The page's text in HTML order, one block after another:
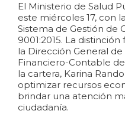
El Ministerio de Salud
este miércoles 17, con
Sistema de Gestión de
9001:2015. La
la Dirección General de
Financiero-Contable
la cartera, Karina
optimizar recursos
brindar una atención
ciudadanía.